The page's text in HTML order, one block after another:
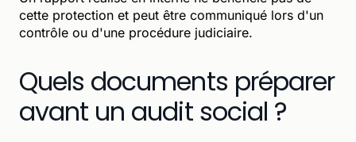
cette protection et peut être communiqué lors d'un
contrôle ou d'une procédure judiciaire.
Quels documents préparer
avant un audit social ?